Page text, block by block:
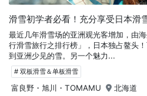
滑雪初学者必看！充分享受日本滑
最近几年滑雪场的亚洲观光客增加，由
行滑雪旅行之排行榜」，日本独占鳌头
到亚洲少见的雪。另一个魅力...
# 双板滑雪＆单板滑雪
富良野・旭川・TOMAMU 北海道